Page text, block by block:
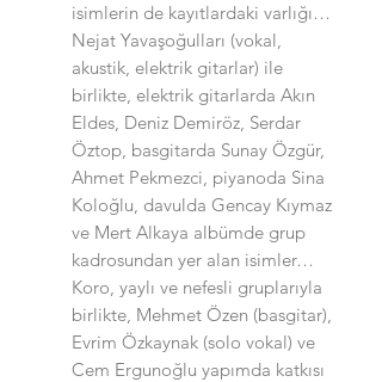
isimlerin de kayıtlardaki varlığı…
Nejat Yavaşoğulları (vokal,
akustik, elektrik gitarlar) ile
birlikte, elektrik gitarlarda Akın
Eldes, Deniz Demiröz, Serdar
Öztop, basgitarda Sunay Özgür,
Ahmet Pekmezci, piyanoda Sina
Koloğlu, davulda Gencay Kıymaz
ve Mert Alkaya albümde grup
kadrosundan yer alan isimler…
Koro, yaylı ve nefesli gruplarıyla
birlikte, Mehmet Özen (basgitar),
Evrim Özkaynak (solo vokal) ve
Cem Ergunoğlu yapımda katkısı